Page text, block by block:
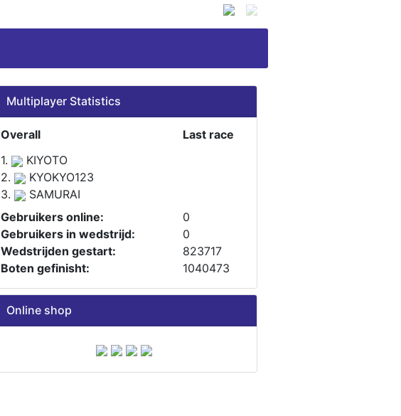
Multiplayer Statistics
Overall
Last race
1.
KIYOTO
2.
KYOKYO123
3.
SAMURAI
Gebruikers online:
0
Gebruikers in wedstrijd:
0
Wedstrijden gestart:
823717
Boten gefinisht:
1040473
Online shop